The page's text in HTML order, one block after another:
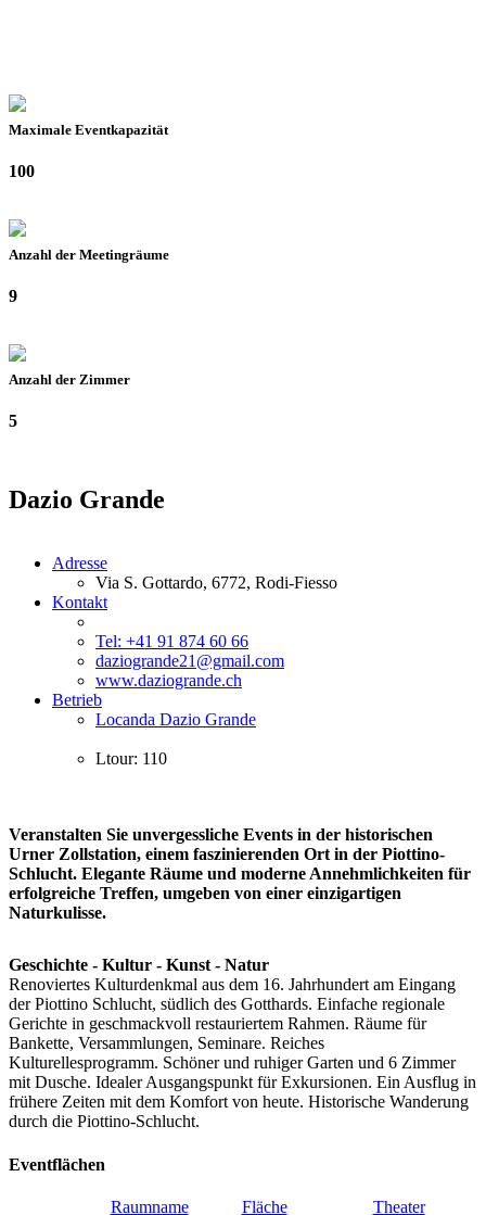
Maximale Eventkapazität
100
Anzahl der Meetingräume
9
Anzahl der Zimmer
5
Dazio Grande
Adresse
Via S. Gottardo, 6772, Rodi-Fiesso
Kontakt
Tel: +41 91 874 60 66
daziogrande21@gmail.com
www.daziogrande.ch
Betrieb
Locanda Dazio Grande
Ltour: 110
Veranstalten Sie unvergessliche Events in der historischen
Urner Zollstation, einem faszinierenden Ort in der Piottino-
Schlucht. Elegante Räume und moderne Annehmlichkeiten für
erfolgreiche Treffen, umgeben von einer einzigartigen
Naturkulisse.
Geschichte - Kultur - Kunst - Natur
Renoviertes Kulturdenkmal aus dem 16. Jahrhundert am Eingang
der Piottino Schlucht, südlich des Gotthards. Einfache regionale
Gerichte in geschmackvoll restauriertem Rahmen. Räume für
Bankette, Versammlungen, Seminare. Reiches
Kulturellesprogramm. Schöner und ruhiger Garten und 6 Zimmer
mit Dusche. Idealer Ausgangspunkt für Exkursionen. Ein Ausflug in
frühere Zeiten mit dem Komfort von heute. Historische Wanderung
durch die Piottino-Schlucht.
Eventflächen
Raumname Fläche Theater